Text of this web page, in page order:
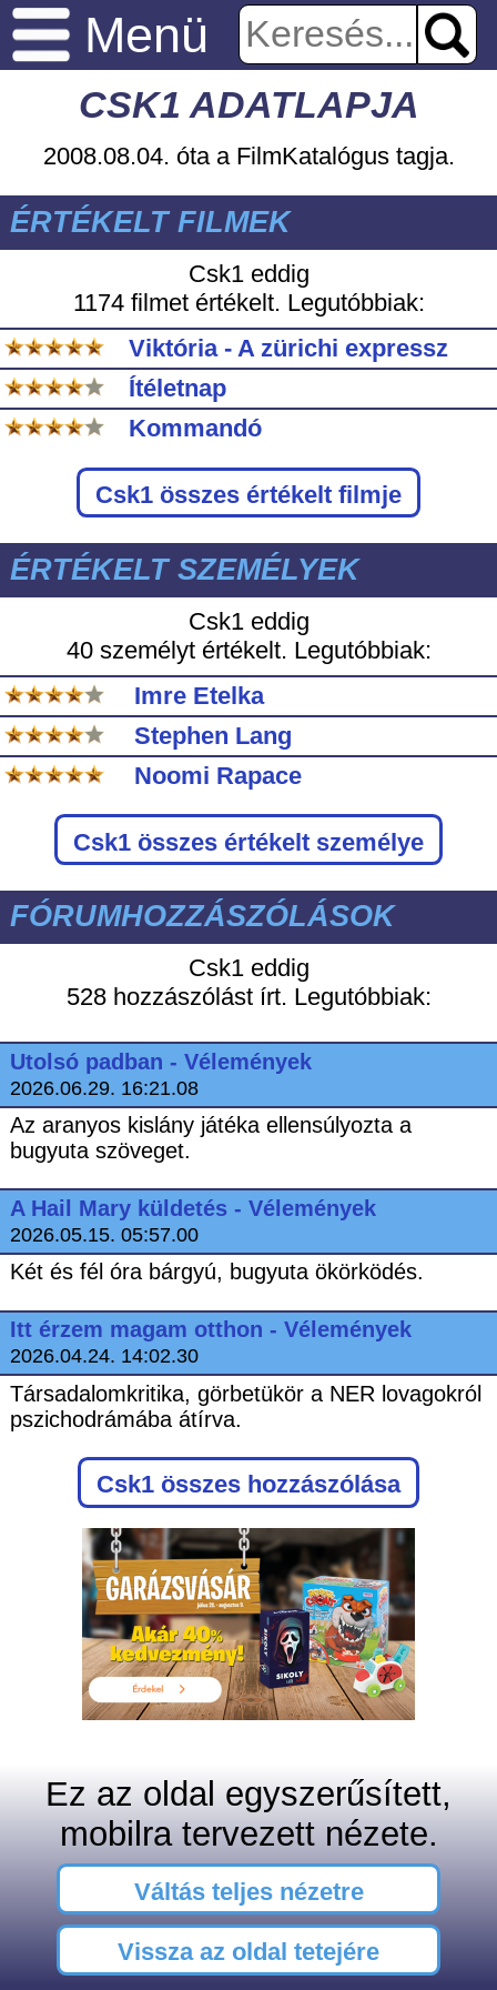
Menü
CSK1 ADATLAPJA
2008.08.04. óta a FilmKatalógus tagja.
ÉRTÉKELT FILMEK
Csk1 eddig
1174 filmet értékelt. Legutóbbiak:
Viktória - A zürichi expressz
Ítéletnap
Kommandó
Csk1 összes értékelt filmje
ÉRTÉKELT SZEMÉLYEK
Csk1 eddig
40 személyt értékelt. Legutóbbiak:
Imre Etelka
Stephen Lang
Noomi Rapace
Csk1 összes értékelt személye
FÓRUMHOZZÁSZÓLÁSOK
Csk1 eddig
528 hozzászólást írt. Legutóbbiak:
Utolsó padban - Vélemények
2026.06.29. 16:21.08
Az aranyos kislány játéka ellensúlyozta a
bugyuta szöveget.
A Hail Mary küldetés - Vélemények
2026.05.15. 05:57.00
Két és fél óra bárgyú, bugyuta ökörködés.
Itt érzem magam otthon - Vélemények
2026.04.24. 14:02.30
Társadalomkritika, görbetükör a NER lovagokról
pszichodrámába átírva.
Csk1 összes hozzászólása
Ez az oldal egyszerűsített,
mobilra tervezett nézete.
Váltás teljes nézetre
Vissza az oldal tetejére